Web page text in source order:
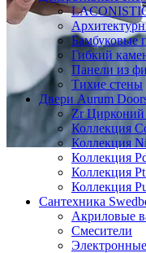
Бамбуковые
Гибкий
Панели из
Тихие стены
Двери Aurum
Zr Цирконий
Коллекция
Коллекция
Коллекция
Коллекция
Коллекция
Сантехника
Акриловые
Смесители